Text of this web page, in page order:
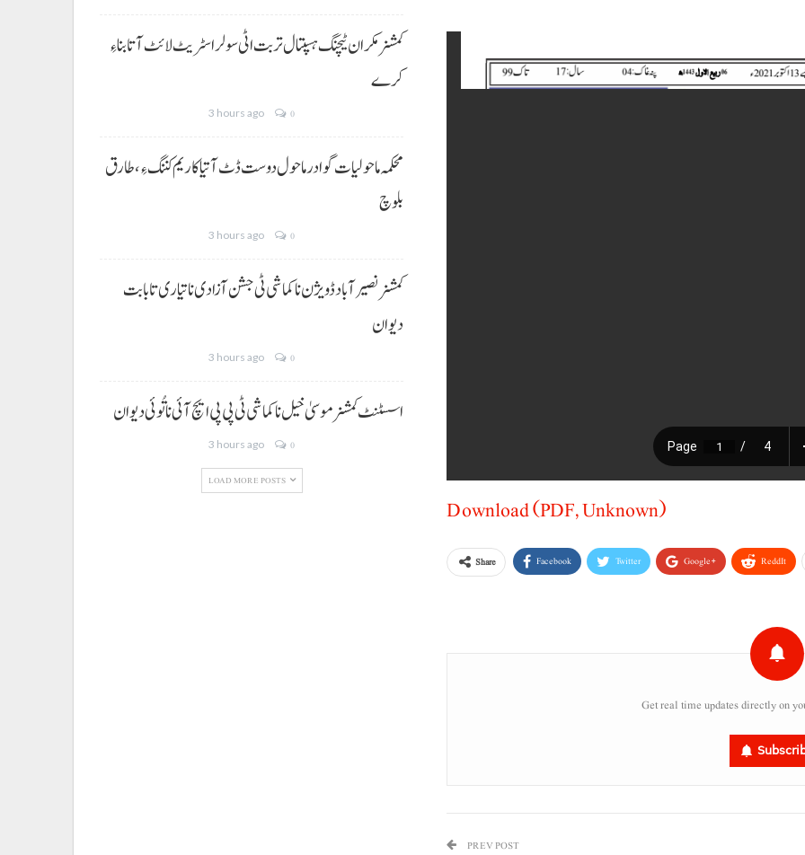
Download (PDF, Unknown)
Share Facebook Twitter Google+ ReddIt
Get real time updates directly on
PREV POST
کمشنر مکران ٹیچنگ ہسپتال تربت اٹی سولر اسٹریٹ لائٹ آتا بناءِ
کرے
3 hours ago 0
محکمہ ماحولیات گوادر ماحول دوست ڈٹ آتیا کاریم کننگ ءِ، طارق
بلوچ
3 hours ago 0
کمشنر نصیر آباد ڈویژن نا کماشی ٹی جشن آزادی نا تیاری تا بابت
دیوان
3 hours ago 0
اسسٹنٹ کمشنر موسیٰ خیل نا کماشی ٹی پی پی ایچ آئی نا تُوئی دیوان
3 hours ago 0
LOAD MORE POSTS